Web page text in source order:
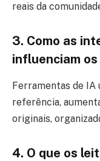
reais da
3. Como as
influenciam
Ferramentas de
referência,
originais,
4. O que os